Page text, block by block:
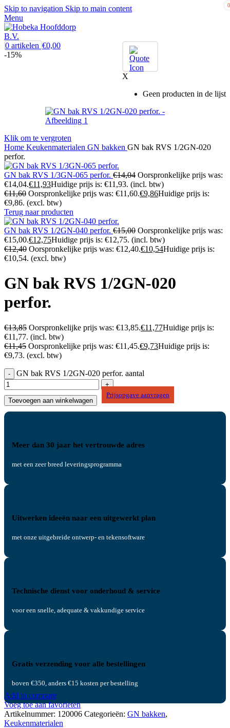
Skip to navigation Skip to main content
Menu
0
X
Geen producten in de lijst
0 artikelen €0,00
-15%
Klik om te vergroten
Home Keukenmaterialen GN bakken GN bak RVS 1/2GN-020
perfor.
GN bak RVS 1/3GN-065 perfor. €14,04 Oorspronkelijke prijs was:
€14,04.€11,93Huidige prijs is: €11,93. (incl. btw)
€11,60 Oorspronkelijke prijs was: €11,60.€9,86Huidige prijs is:
€9,86. (excl. btw)
Terug naar producten
GN bak RVS 1/2GN-040 perfor. €15,00 Oorspronkelijke prijs was:
€15,00.€12,75Huidige prijs is: €12,75. (incl. btw)
€12,40 Oorspronkelijke prijs was: €12,40.€10,54Huidige prijs is:
€10,54. (excl. btw)
GN bak RVS 1/2GN-020
perfor.
€13,85 Oorspronkelijke prijs was: €13,85.€11,77Huidige prijs is:
€11,77. (incl. btw)
€11,45 Oorspronkelijke prijs was: €11,45.€9,73Huidige prijs is:
€9,73. (excl. btw)
GN bak RVS 1/2GN-020 perfor. aantal
Toevoegen aan winkelwagen
Prijsopgave aanvragen
Meer dan 30 jaar het vertrouwde adres
met een zeer breed leveringsprogramma
Uitwerken ideeën naar een uitgewerkt plan
met onze uitgebreide ontwerp- en tekensoftware
Technische dienst voor onderhoud & service
voor een snelle, adequate & vakkundige service
Gratis verzending voor alle bestellingen
boven €350, anders €15 kosten per bestelling
Add to compare
Voeg toe aan favorieten
Artikelnummer: 120006 Categorieën: GN bakken,
Keukenmaterialen